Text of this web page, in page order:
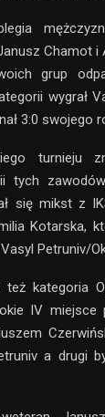
Chamot i
grup
wygrał
3:0 swojego
turnieju
tych
się mikst z
Kotarska,
Petruniv/
też kategoria
IV miejsce
a drugi